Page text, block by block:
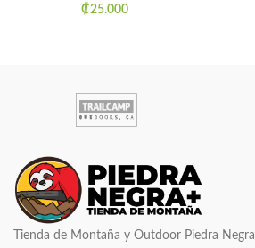
₡25.000
Tienda de Montaña y Outdoor Piedra Negra